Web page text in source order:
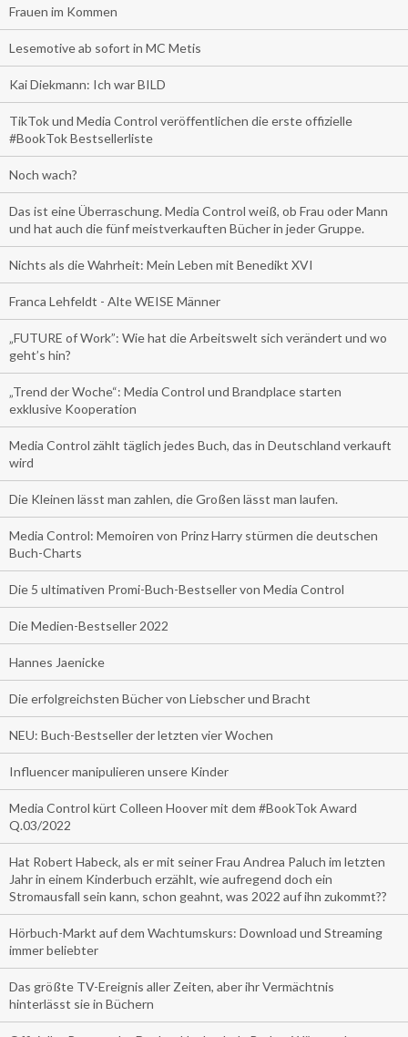
Frauen im Kommen
Lesemotive ab sofort in MC Metis
Kai Diekmann: Ich war BILD
TikTok und Media Control veröffentlichen die erste offizielle
#BookTok Bestsellerliste
Noch wach?
Das ist eine Überraschung. Media Control weiß, ob Frau oder Mann
und hat auch die fünf meistverkauften Bücher in jeder Gruppe.
Nichts als die Wahrheit: Mein Leben mit Benedikt XVI
Franca Lehfeldt - Alte WEISE Männer
„FUTURE of Work”: Wie hat die Arbeitswelt sich verändert und wo
geht’s hin?
„Trend der Woche“: Media Control und Brandplace starten
exklusive Kooperation
Media Control zählt täglich jedes Buch, das in Deutschland verkauft
wird
Die Kleinen lässt man zahlen, die Großen lässt man laufen.
Media Control: Memoiren von Prinz Harry stürmen die deutschen
Buch-Charts
Die 5 ultimativen Promi-Buch-Bestseller von Media Control
Die Medien-Bestseller 2022
Hannes Jaenicke
Die erfolgreichsten Bücher von Liebscher und Bracht
NEU: Buch-Bestseller der letzten vier Wochen
Influencer manipulieren unsere Kinder
Media Control kürt Colleen Hoover mit dem #BookTok Award
Q.03/2022
Hat Robert Habeck, als er mit seiner Frau Andrea Paluch im letzten
Jahr in einem Kinderbuch erzählt, wie aufregend doch ein
Stromausfall sein kann, schon geahnt, was 2022 auf ihn zukommt??
Hörbuch-Markt auf dem Wachtumskurs: Download und Streaming
immer beliebter
Das größte TV-Ereignis aller Zeiten, aber ihr Vermächtnis
hinterlässt sie in Büchern